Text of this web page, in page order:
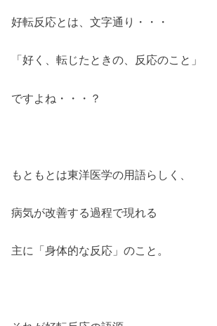
好転反応とは、文字通り・・・
「好く、転じたときの、反応のこと」
ですよね・・・？
もともとは東洋医学の用語らしく、
病気が改善する過程で現れる
主に「身体的な反応」のこと。